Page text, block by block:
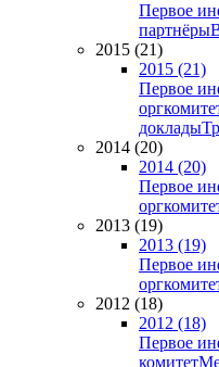
Первое
партнёры
2015 (21)
2015 (21)
Первое
доклады
2014 (20)
2014 (20)
Первое
2013 (19)
2013 (19)
Первое
2012 (18)
2012 (18)
Первое
комитет